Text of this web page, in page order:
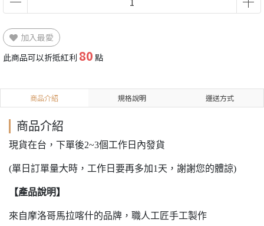
加入最愛
此商品可以折抵紅利 80 點
商品介紹 規格說明 運送方式
商品介紹
現貨在台，下單後2~3個工作日內發貨
(單日訂單量大時，工作日要再多加1天，謝謝您的體諒)
【產品說明】
來自摩洛哥馬拉喀什的品牌，職人工匠手工製作